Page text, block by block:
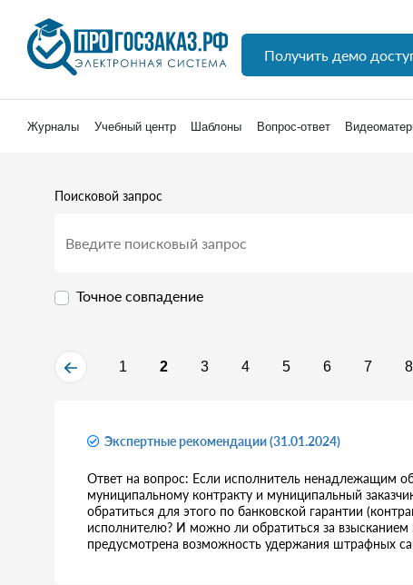
Получить демо
Журналы Учебный центр Шаблоны Вопрос-ответ
Поисковой запрос
Точное совпадение
1 2 3 4 5 6 7 8
Экспертные рекомендации (31.01.2024)
Ответ на вопрос: Если исполнитель ненадлежащим
муниципальному контракту и муниципальный
обратиться для этого по банковской гарантии
исполнителю? И можно ли обратиться за взысканием
предусмотрена возможность удержания штрафных